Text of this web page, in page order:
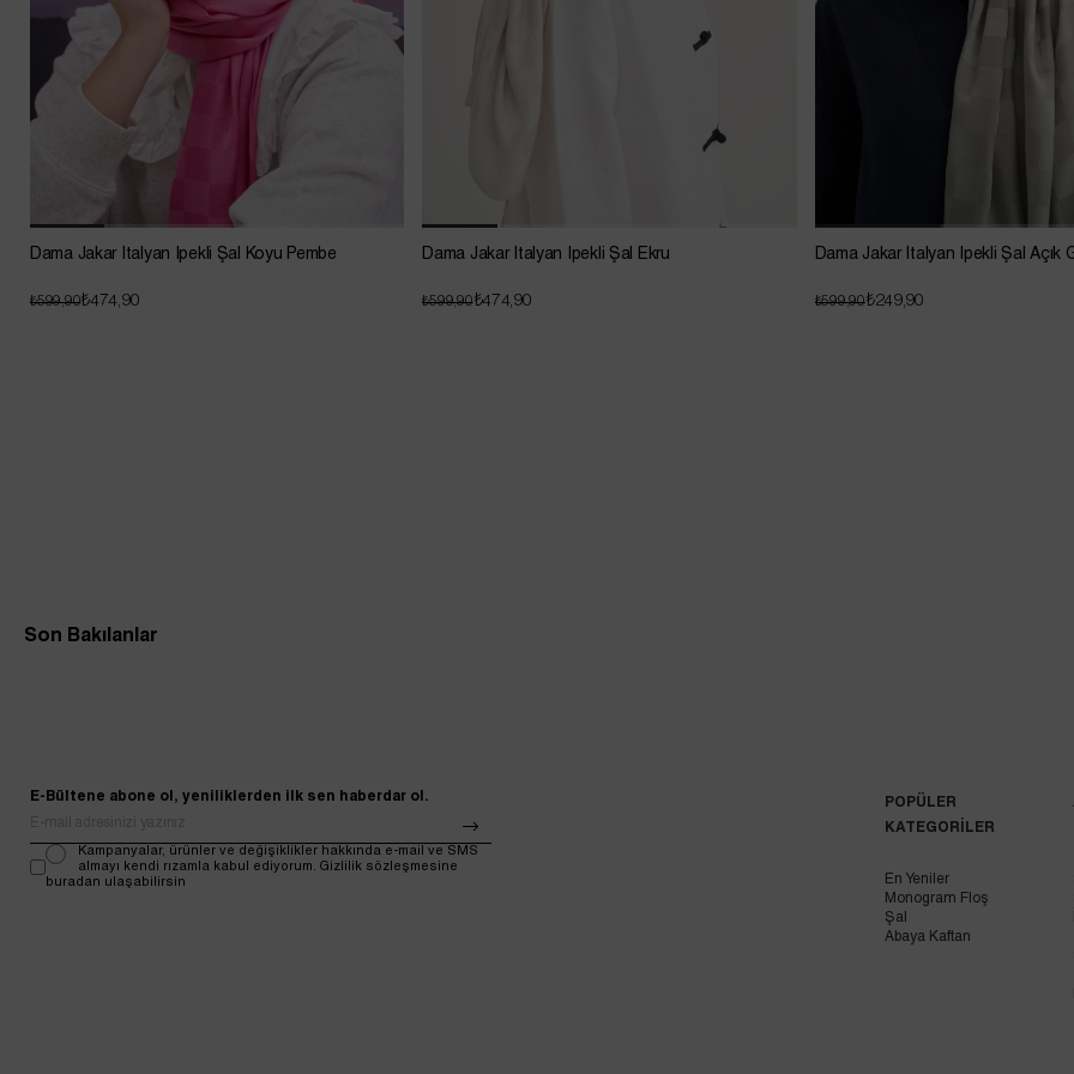
Dama Jakar İtalyan İpekli Şal Koyu Pembe
₺474,90
₺599,90
Dama Jakar İtalyan İpekli Şal Ekru
₺474,90
₺599,90
Dama Jakar İtalyan İpekli Şal Açık
₺249,90
₺599,90
Son Bakılanlar
E-Bültene abone ol, yeniliklerden ilk sen haberdar ol.
Kampanyalar, ürünler ve değişiklikler hakkında e-mail ve SMS
almayı kendi rızamla kabul ediyorum. Gizlilik sözleşmesine
buradan ulaşabilirsin
POPÜLER
KATEGORİLER
En Yeniler
Monogram Floş
Şal
Abaya Kaftan